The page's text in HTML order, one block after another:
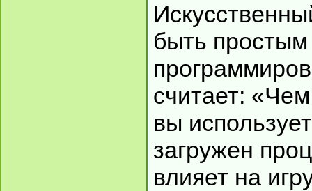
быть простым
считает:
вы
загружен
влияет на